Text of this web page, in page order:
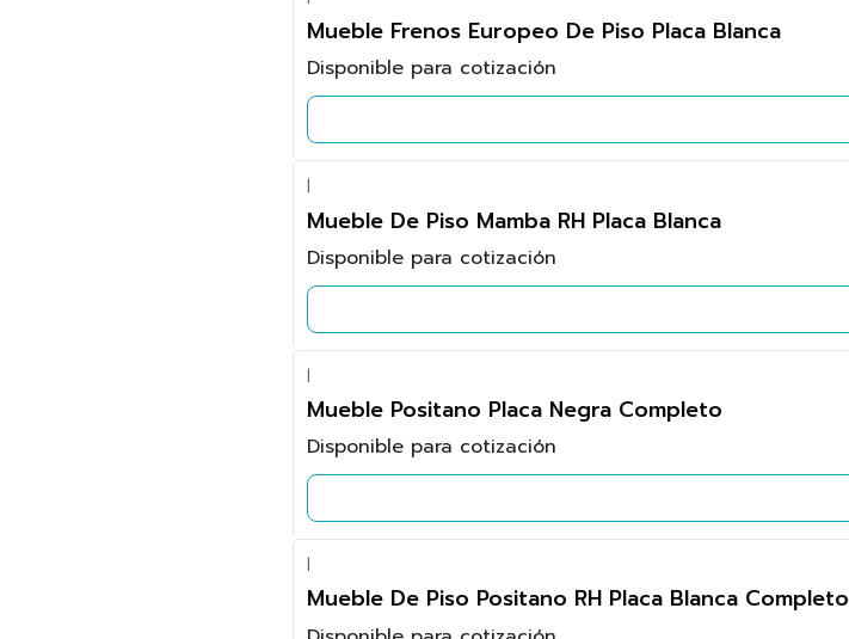
Mueble Frenos Europeo De Piso Placa Blanca
Disponible para cotización
|
Mueble De Piso Mamba RH Placa Blanca
Disponible para cotización
|
Mueble Positano Placa Negra Completo
Disponible para cotización
|
Mueble De Piso Positano RH Placa Blanca Completo